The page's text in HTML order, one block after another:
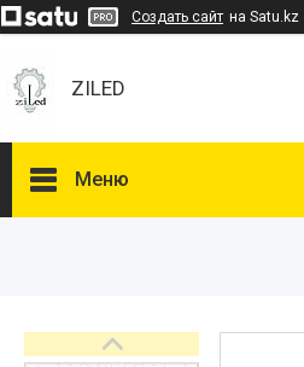
Создать сайт на Satu.kz
ZILED
Меню
ФАРЛАЙТ